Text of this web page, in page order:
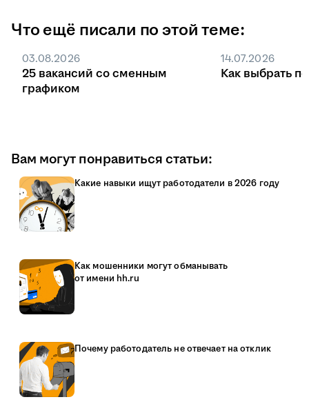
Что ещё писали по этой теме:
03.08.2026
25 вакансий со сменным
графиком
14.07.2026
Как выбрать
Вам могут понравиться статьи:
Какие навыки ищут работодатели в 2026 году
Как мошенники могут обманывать
от имени hh.ru
Почему работодатель не отвечает на отклик